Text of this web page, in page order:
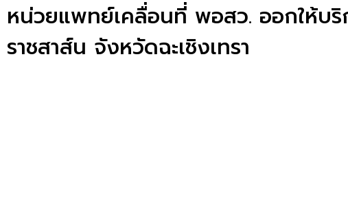
หน่วยแพทย์เคลื่อนที่ พอสว. ออกให้บริก
ราชสาส์น จังหวัดฉะเชิงเทรา